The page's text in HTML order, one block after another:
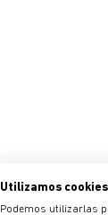
Utilizamos cookies
Podemos utilizarlas